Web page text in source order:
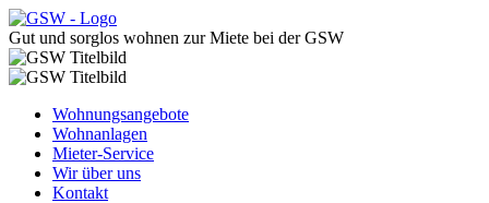
Gut und sorglos wohnen zur Miete bei der GSW
Wohnungsangebote
Wohnanlagen
Mieter-Service
Wir über uns
Kontakt